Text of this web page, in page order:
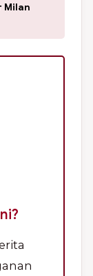
Milan